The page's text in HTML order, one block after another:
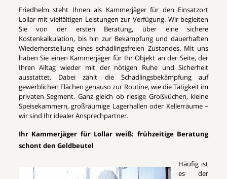
Friedhelm steht Ihnen als Kammerjäger für den Einsatzort
Lollar mit vielfältigen Leistungen zur Verfügung. Wir begleiten
Sie von der ersten Beratung, über eine sichere
Kostenkalkulation, bis hin zur Bekämpfung und dauerhaften
Wiederherstellung eines schädlingsfreien Zustandes. Mit uns
haben Sie einen Kammerjäger für Ihr Objekt an der Seite, der
Ihren Alltag wieder mit der nötigen Ruhe und Sicherheit
ausstattet. Dabei zählt die Schädlingsbekämpfung auf
gewerblichen Flächen genauso zur Routine, wie die Tätigkeit im
privaten Segment. Ganz gleich ob riesige Großküchen, kleine
Speisekammern, großräumige Lagerhallen oder Kellerräume –
wir sind Ihr idealer Ansprechpartner.
Ihr Kammerjäger für Lollar weiß: frühzeitige Beratung
schont den Geldbeutel
Häufig ist
es der